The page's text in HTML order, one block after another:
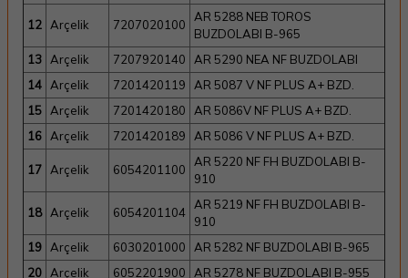
12 Arçelik 7207020100
AR 5288 NEB TOROS
BUZDOLABI B-965
13 Arçelik 7207920140
AR 5290 NEA NF BUZDOLABI
14 Arçelik 7201420119
AR 5087 V NF PLUS A+ BZD.
15 Arçelik 7201420180
AR 5086V NF PLUS A+ BZD.
16 Arçelik 7201420189 AR 5086 V NF PLUS A+ BZD.
17 Arçelik 6054201100
AR 5220 NF FH BUZDOLABI B-
910
18 Arçelik 6054201104
AR 5219 NF FH BUZDOLABI B-
910
19 Arçelik 6030201000
AR 5282 NF BUZDOLABI B-965
20 Arçelik 6052201900 AR 5278 NF BUZDOLABI B-955